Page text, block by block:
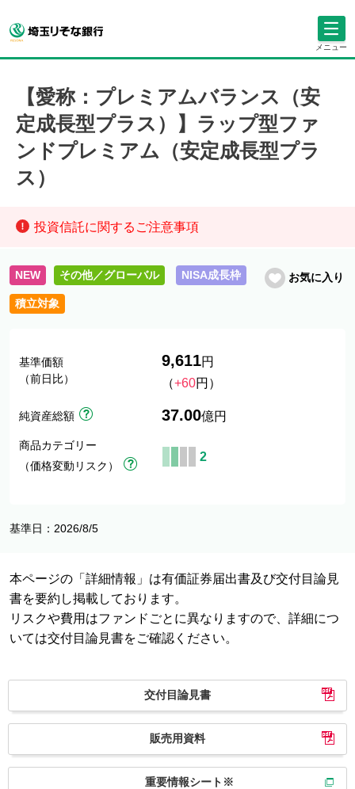
メニュー
【愛称：プレミアムバランス（安
定成長型プラス）】ラップ型ファ
ンドプレミアム（安定成長型プラ
ス）
投資信託に関するご注意事項
NEW その他／グローバル NISA成長枠
積立対象
お気に入り
基準価額
（前日比）
9,611円
（+60円）
純資産総額 37.00億円
商品カテゴリー
（価格変動リスク）
2
基準日：2026/8/5
本ページの「詳細情報」は有価証券届出書及び交付目論見
書を要約し掲載しております。
リスクや費用はファンドごとに異なりますので、詳細につ
いては交付目論見書をご確認ください。
交付目論見書
販売用資料
重要情報シート※